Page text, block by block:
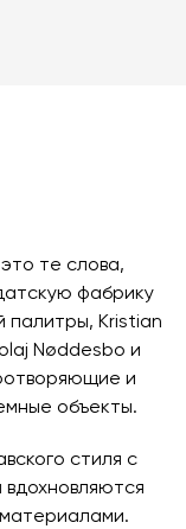
те слова,
фабрику
палитры, Kristian
Nøddesbo и
и
объекты.
стиля с